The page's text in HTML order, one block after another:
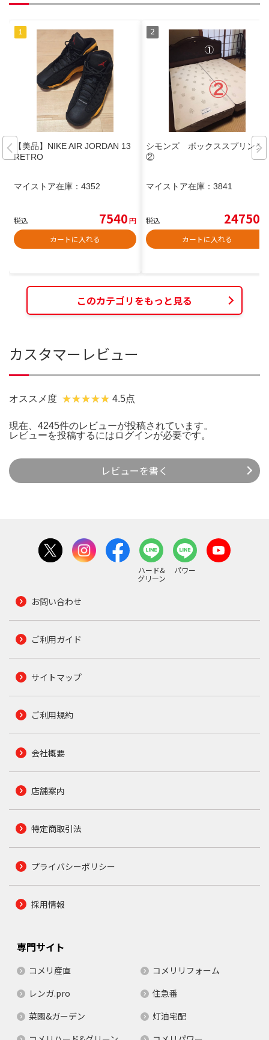
【美品】NIKE AIR JORDAN 13
RETRO
マイストア在庫： 4352
税込 7540円
カートに入れる
シモンズ ボックススプリング
②
マイストア在庫： 3841
税込 24750
カートに入れる
このカテゴリをもっと見る
カスタマーレビュー
オススメ度 4.5点
現在、4245件のレビューが投稿されています。
レビューを投稿するには ログインが必要です。
レビューを書く
ハード&
グリーン
パワー
お問い合わせ
ご利用ガイド
サイトマップ
ご利用規約
会社概要
店舗案内
特定商取引法
プライバシーポリシー
採用情報
専門サイト
コメリ産直
コメリリフォーム
レンガ.pro
住急番
菜園&ガーデン
灯油宅配